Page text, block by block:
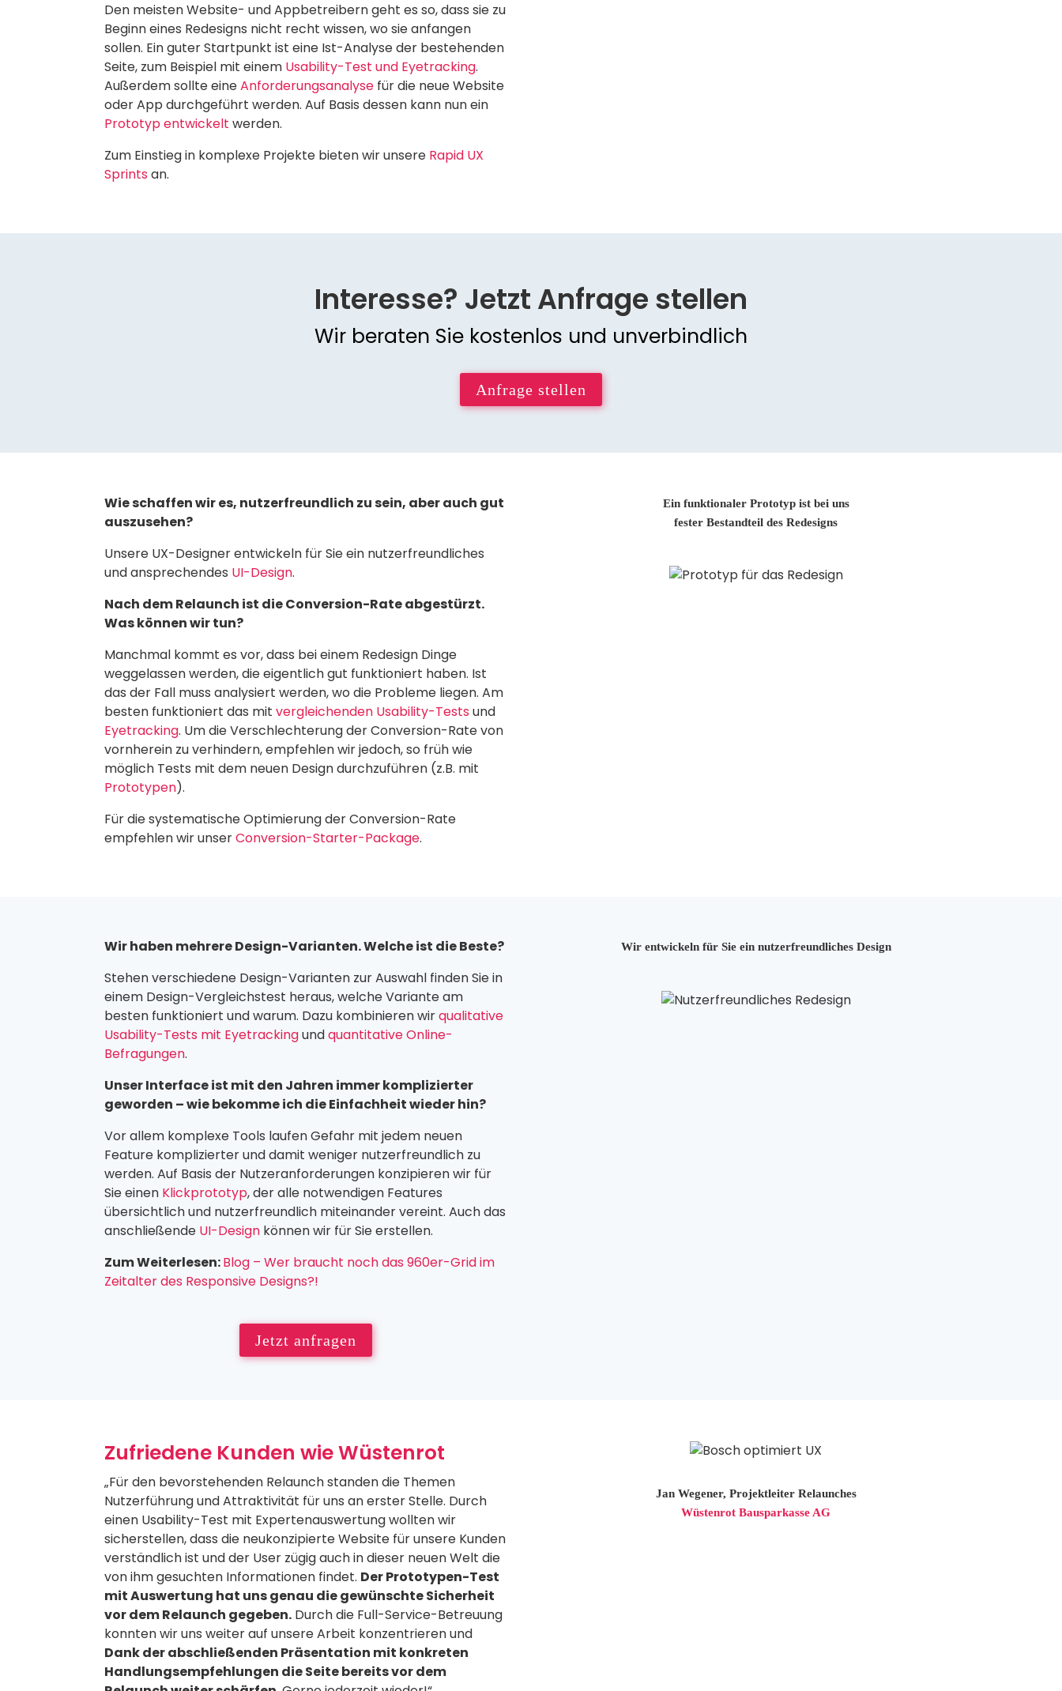
Den meisten Website- und Appbetreibern geht es so, dass sie zu
Beginn eines Redesigns nicht recht wissen, wo sie anfangen
sollen. Ein guter Startpunkt ist eine Ist-Analyse der bestehenden
Seite, zum Beispiel mit einem Usability-Test und Eyetracking.
Außerdem sollte eineAnforderungsanalyse für die neue Website
oder App durchgeführt werden. Auf Basis dessen kann nun ein
Prototyp entwickelt werden.
Zum Einstieg in komplexe Projekte bieten wir unsere Rapid UX
Sprints an.
Interesse? Jetzt Anfrage stellen
Wir beraten Sie kostenlos und unverbindlich
Anfrage stellen
Wie schaffen wir es, nutzerfreundlich zu sein, aber auch gut
auszusehen?
Unsere UX-Designer entwickeln für Sie ein nutzerfreundliches
und ansprechendes UI-Design.
Nach dem Relaunch ist die Conversion-Rate abgestürzt.
Was können wir tun?
Manchmal kommt es vor, dass bei einem Redesign Dinge
weggelassen werden, die eigentlich gut funktioniert haben. Ist
das der Fall muss analysiert werden, wo die Probleme liegen. Am
besten funktioniert das mit vergleichenden Usability-Tests und
Eyetracking. Um die Verschlechterung der Conversion-Rate von
vornherein zu verhindern, empfehlen wir jedoch, so früh wie
möglich Tests mit dem neuen Design durchzuführen (z.B. mit
Prototypen).
Für die systematische Optimierung der Conversion-Rate
empfehlen wir unserConversion-Starter-Package.
Ein funktionaler Prototyp ist bei uns
fester Bestandteil des Redesigns
Wir haben mehrere Design-Varianten. Welche ist die Beste?
Stehen verschiedene Design-Varianten zur Auswahl finden Sie in
einem Design-Vergleichstest heraus, welche Variante am
besten funktioniert und warum. Dazu kombinieren wirqualitative
Usability-Tests mit Eyetrackingundquantitative Online-
Befragungen.
Unser Interface ist mit den Jahren immer komplizierter
geworden – wie bekomme ich die Einfachheit wieder hin?
Vor allem komplexe Tools laufen Gefahr mit jedem neuen
Feature komplizierter und damit weniger nutzerfreundlich zu
werden. Auf Basis der Nutzeranforderungen konzipieren wir für
Sie einen Klickprototyp, der alle notwendigen Features
übersichtlich und nutzerfreundlich miteinander vereint. Auch das
anschließende UI-Design können wir für Sie erstellen.
Zum Weiterlesen:Blog – Wer braucht noch das 960er-Grid im
Zeitalter des Responsive Designs?!
Jetzt anfragen
Wir entwickeln für Sie ein nutzerfreundliches Design
Zufriedene Kunden wie Wüstenrot
„Für den bevorstehenden Relaunch standen die Themen
Nutzerführung und Attraktivität für uns an erster Stelle. Durch
einen Usability-Test mit Expertenauswertung wollten wir
sicherstellen, dass die neukonzipierte Website für unsere Kunden
verständlich ist und der User zügig auch in dieser neuen Welt die
von ihm gesuchten Informationen findet. Der Prototypen-Test
mit Auswertung hat uns genau die gewünschte Sicherheit
vor dem Relaunch gegeben. Durch die Full-Service-Betreuung
konnten wir uns weiter auf unsere Arbeit konzentrieren und
Dank der abschließenden Präsentation mit konkreten
Handlungsempfehlungen die Seite bereits vor dem
Jan Wegener, Projektleiter Relaunches
Wüstenrot Bausparkasse AG